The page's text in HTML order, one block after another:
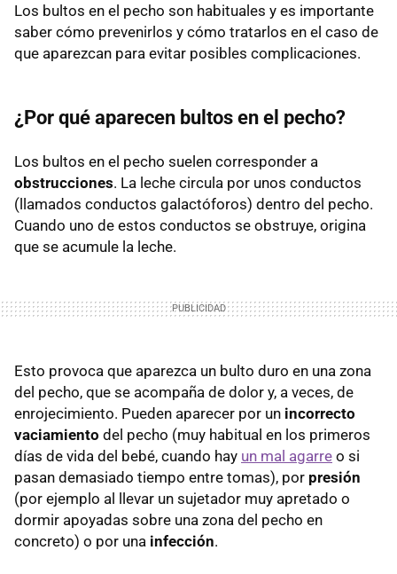
Los bultos en el pecho son habituales y es importante
saber cómo prevenirlos y cómo tratarlos en el caso de
que aparezcan para evitar posibles complicaciones.
¿Por qué aparecen bultos en el pecho?
Los bultos en el pecho suelen corresponder a
obstrucciones. La leche circula por unos conductos
(llamados conductos galactóforos) dentro del pecho.
Cuando uno de estos conductos se obstruye, origina
que se acumule la leche.
Esto provoca que aparezca un bulto duro en una zona
del pecho, que se acompaña de dolor y, a veces, de
enrojecimiento. Pueden aparecer por un incorrecto
vaciamiento del pecho (muy habitual en los primeros
días de vida del bebé, cuando hay un mal agarre o si
pasan demasiado tiempo entre tomas), por presión
(por ejemplo al llevar un sujetador muy apretado o
dormir apoyadas sobre una zona del pecho en
concreto) o por una infección.